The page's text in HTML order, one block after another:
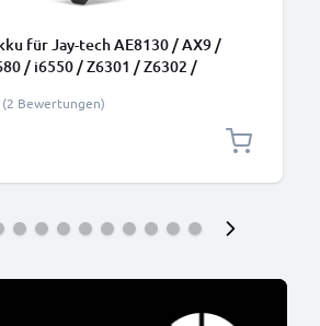
für Jay-tech AE8130 / AX9 /
/ i6550 / Z6301 / Z6302 /
Batterie
(2 Bewertungen)